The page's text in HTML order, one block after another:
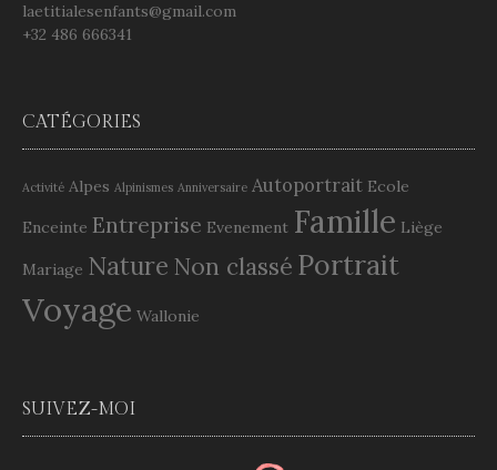
laetitialesenfants@gmail.com
+32 486 666341
CATÉGORIES
Activité Alpes Alpinismes Anniversaire Autoportrait Ecole
Enceinte Entreprise Evenement Famille Liège
Mariage Nature Non classé Portrait
Voyage Wallonie
SUIVEZ-MOI